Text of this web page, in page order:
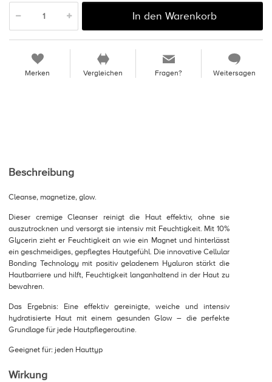
In den Warenkorb
Merken Vergleichen Fragen? Weitersagen
Beschreibung
Cleanse, magnetize, glow.
Dieser cremige Cleanser reinigt die Haut effektiv, ohne sie
auszutrocknen und versorgt sie intensiv mit Feuchtigkeit. Mit 10%
Glycerin zieht er Feuchtigkeit an wie ein Magnet und hinterlässt
ein geschmeidiges, gepflegtes Hautgefühl. Die innovative Cellular
Bonding Technology mit positiv geladenem Hyaluron stärkt die
Hautbarriere und hilft, Feuchtigkeit langanhaltend in der Haut zu
bewahren.
Das Ergebnis: Eine effektiv gereinigte, weiche und intensiv
hydratisierte Haut mit einem gesunden Glow – die perfekte
Grundlage für jede Hautpflegeroutine.
Geeignet für: jeden Hauttyp
Wirkung